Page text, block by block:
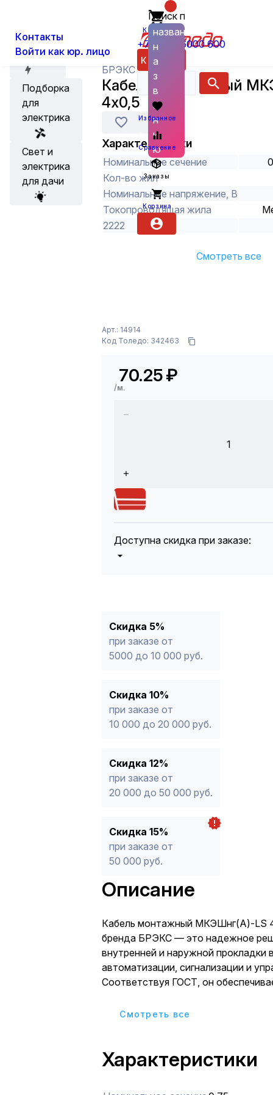
Контакты
Войти как юр. лицо
Корзина
+7 (800) 6000 600
Каталог
Поиск по
названию
н
а
з
в
а
н
и
ю
Избранное
Сравнение
Заказы
Корзина
Акции
Подборка
для
электрика
Свет и
электрика
для дачи
Кабель провод
БРЭКС
Кабель монтажный
4х0,5
Характеристики
Номинальное сечение
Кол-во жил
Номинальное напряжение, В
Токопроводящая жила
2222
Смотреть все
Арт.: 14914
Код Толедо: 342463
70.25₽
/м.
1
Доступна скидка при заказе:
* -Для заказов, состоящих
продукции, максимальная скидка
Скидка 5%
при заказе от
5000 до 10 000 руб.
Скидка 10%
при заказе от
10 000 до 20 000 руб.
Скидка 12%
при заказе от
20 000 до 50 000 руб.
Скидка 15%
при заказе от
50 000 руб.
Описание
Кабель монтажный МКЭШнг(А)-LS
бренда БРЭКС — это надежное
внутренней и наружной прокладки
автоматизации, сигнализации и
Соответствуя ГОСТ, он
требований к безопасности.
устройства в промышленных и
Оболочка из негорючего
Cмотреть все
Характеристики